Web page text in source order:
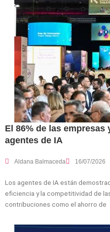
El 86% de las
agentes de IA
Aldana Balmaceda 16/07/2026
Los agentes de IA están
eficiencia y la competitividad de
contribuciones como el ahorro de